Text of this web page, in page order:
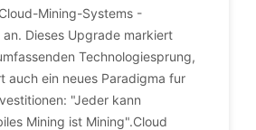
Mining-Systems -
an. Dieses Upgrade markiert
Technologiesprung,
auch ein neues Paradigma fur
"Jeder kann
Mining ist Mining".Cloud